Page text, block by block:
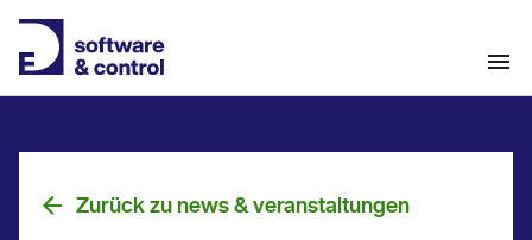
Zurück zu news & veranstaltungen